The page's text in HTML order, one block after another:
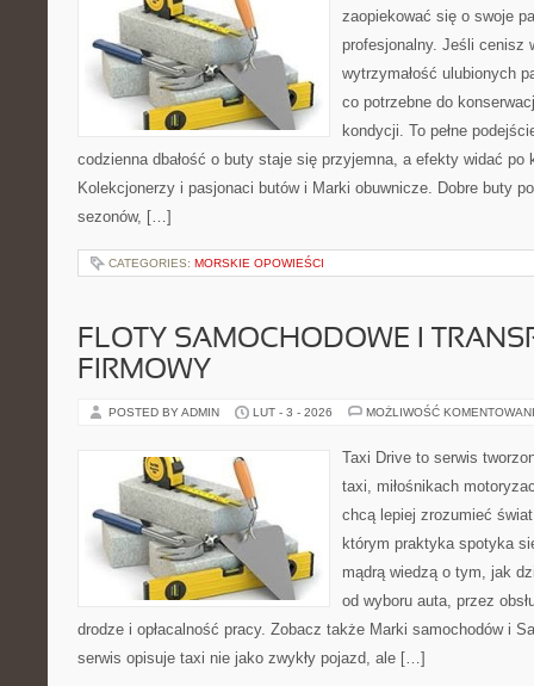
zaopiekować się o swoje
profesjonalny. Jeśli cenisz
wytrzymałość ulubionych
co potrzebne do
kondycji. To pełne
codzienna dbałość o buty staje się przyjemna, a efekty widać
Kolekcjonerzy i pasjonaci butów i Marki obuwnicze. Dobre buty
sezonów, […]
CATEGORIES: MORSKIE OPOWIEŚCI
FLOTY SAMOCHODOWE I
FIRMOWY
POSTED BY ADMIN LUT - 3 - 2026 MOŻLIWOŚĆ
Taxi Drive to serwis
taxi, miłośnikach
chcą lepiej zrozumieć
którym praktyka spotyka
mądrą wiedzą o tym, jak
od wyboru auta, przez
drodze i opłacalność pracy. Zobacz także Marki samochodów i
serwis opisuje taxi nie jako zwykły pojazd, ale […]